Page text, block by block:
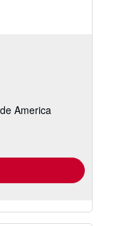
America